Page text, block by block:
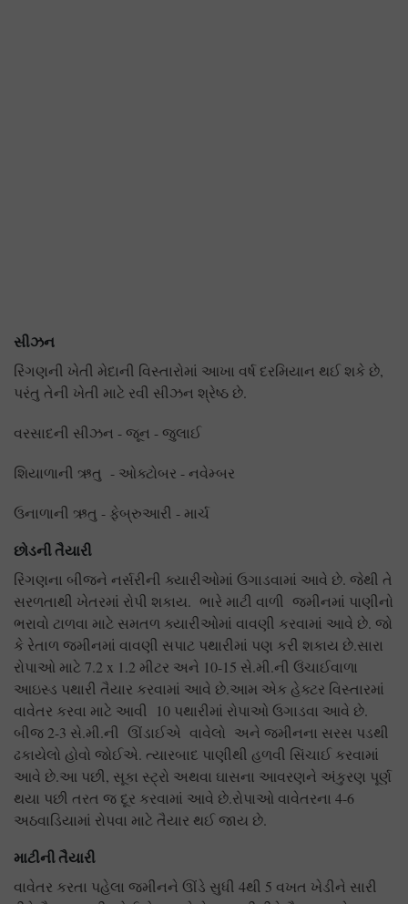
સીઝન
રિંગણની ખેતી મેદાની વિસ્તારોમાં આખા વર્ષ દરમિયાન થઈ શકે છે,
પરંતુ તેની ખેતી માટે રવી સીઝન શ્રેષ્ઠ છે.
વરસાદની સીઝન - જૂન - જુલાઈ
શિયાળાની ઋતુ - ઓક્ટોબર - નવેમ્બર
ઉનાળાની ઋતુ - ફેબ્રુઆરી - માર્ચ
છોડની તૈયારી
રિંગણના બીજને નર્સરીની ક્યારીઓમાં ઉગાડવામાં આવે છે. જેથી તે
સરળતાથી ખેતરમાં રોપી શકાય. ભારે માટી વાળી જમીનમાં પાણીનો
ભરાવો ટાળવા માટે સમતળ ક્યારીઓમાં વાવણી કરવામાં આવે છે. જો
કે રેતાળ જમીનમાં વાવણી સપાટ પથારીમાં પણ કરી શકાય છે.સારા
રોપાઓ માટે 7.2 x 1.2 મીટર અને 10-15 સે.મી.ની ઉંચાઈવાળા
આઇસ્ડ પથારી તૈયાર કરવામાં આવે છે.આમ એક હેક્ટર વિસ્તારમાં
વાવેતર કરવા માટે આવી 10 પથારીમાં રોપાઓ ઉગાડવા આવે છે.
બીજ 2-3 સે.મી.ની ઊંડાઈએ વાવેલો અને જમીનના સરસ પડથી
ઢકાયેલો હોવો જોઈએ. ત્યારબાદ પાણીથી હળવી સિંચાઈ કરવામાં
આવે છે.આ પછી, સૂકા સ્ટ્રો અથવા ઘાસના આવરણને અંકુરણ પૂર્ણ
થયા પછી તરત જ દૂર કરવામાં આવે છે.રોપાઓ વાવેતરના 4-6
અઠવાડિયામાં રોપવા માટે તૈયાર થઈ જાય છે.
માટીની તૈયારી
વાવેતર કરતા પહેલા જમીનને ઊંડે સુધી 4થી 5 વખત ખેડીને સારી